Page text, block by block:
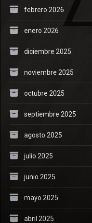
febrero 2026
enero 2026
diciembre 2025
noviembre 2025
octubre 2025
septiembre 2025
agosto 2025
julio 2025
junio 2025
mayo 2025
abril 2025